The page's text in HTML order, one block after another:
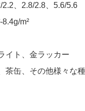
2.2、2.8/2.8、5.6/5.6
8.4g/m²
イト、金ラッカー
茶缶、その他様々な